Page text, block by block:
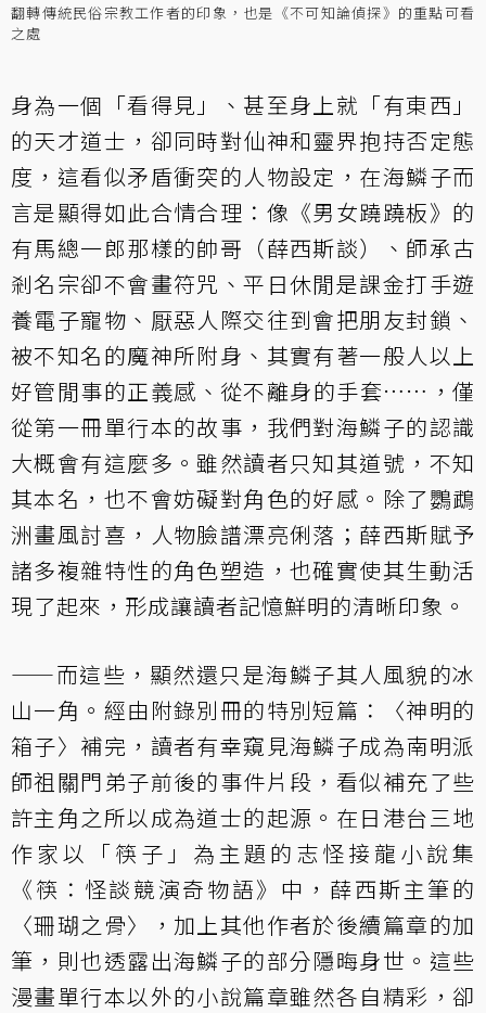
翻轉傳統民俗宗教工作者的印象，也是《不可知論偵探》的重點可看
之處
身為一個「看得見」、甚至身上就「有東西」
的天才道士，卻同時對仙神和靈界抱持否定態
度，這看似矛盾衝突的人物設定，在海鱗子而
言是顯得如此合情合理：像《男女蹺蹺板》的
有馬總一郎那樣的帥哥（薛西斯談）、師承古
剎名宗卻不會畫符咒、平日休閒是課金打手遊
養電子寵物、厭惡人際交往到會把朋友封鎖、
被不知名的魔神所附身、其實有著一般人以上
好管閒事的正義感、從不離身的手套……，僅
從第一冊單行本的故事，我們對海鱗子的認識
大概會有這麼多。雖然讀者只知其道號，不知
其本名，也不會妨礙對角色的好感。除了鸚鵡
洲畫風討喜，人物臉譜漂亮俐落；薛西斯賦予
諸多複雜特性的角色塑造，也確實使其生動活
現了起來，形成讓讀者記憶鮮明的清晰印象。
——而這些，顯然還只是海鱗子其人風貌的冰
山一角。經由附錄別冊的特別短篇：〈神明的
箱子〉補完，讀者有幸窺見海鱗子成為南明派
師祖關門弟子前後的事件片段，看似補充了些
許主角之所以成為道士的起源。在日港台三地
作家以「筷子」為主題的志怪接龍小說集
《筷：怪談競演奇物語》 中，薛西斯主筆的
〈珊瑚之骨〉，加上其他作者於後續篇章的加
筆，則也透露出海鱗子的部分隱晦身世。這些
漫畫單行本以外的小說篇章雖然各自精彩，卻